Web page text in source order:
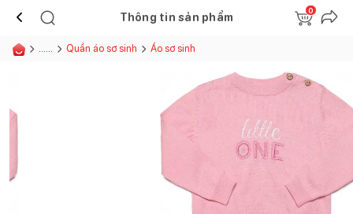
Thông tin sản phẩm
0
...... Quần áo sơ sinh Áo sơ sinh